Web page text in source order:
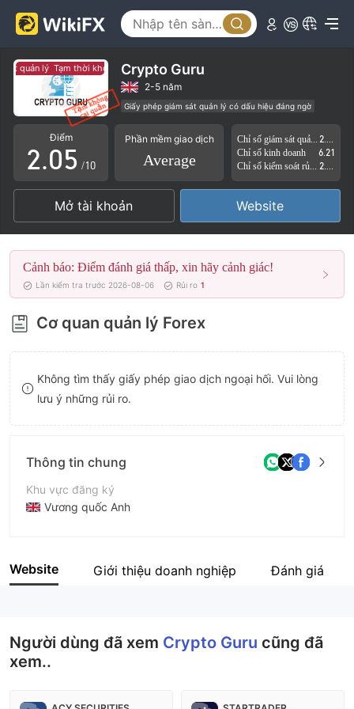
quản lý Tạm thời không có giám sát quản lý
Crypto Guru
2-5 năm
Giấy phép giám sát quản lý có dấu hiệu đáng ngờ
Tự tìm hiểu
Lĩnh vực nghiệp vụ đáng ngờ
Nguy cơ rủi ro cao
Điểm
0
1
2
3
4
5
6
7
8
9
.0
1
2
3
4
5
6
7
8
1
2
3
4
5
6
7
8
9
/10
Phần mềm giao dịch
Average
Chỉ số kinh doanh
6.21
Mở tài khoản Website
Cảnh báo: Điểm đánh giá thấp, xin hãy cảnh giác!
Lần kiểm tra trước 2026-08-06 Rủi ro 1
Cơ quan quản lý Forex
Không tìm thấy giấy phép giao dịch ngoại hối. Vui lòng
lưu ý những rủi ro.
Thông tin chung
Khu vực đăng ký
Vương quốc Anh
Tên công ty
Website Giới thiệu doanh nghiệp Đánh giá
Người dùng đã xem Crypto Guru cũng đã
xem..